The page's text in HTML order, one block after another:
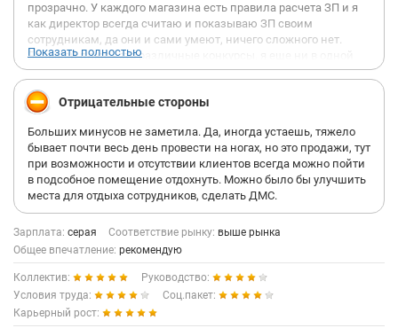
прозрачно. У каждого магазина есть правила расчета ЗП и я
как директор всегда считаю и показываю ЗП своим
сотрудникам, да они и сами умеют, ничего сложного нет.
Большой плюс - это различные конкурсы, я еще ни в одной
компании не видела, чтобы столько всего разыгрывали
между сотрудниками - это и денежные премии, и
сертификаты, и подарки - техника, билеты в театр, даже айфон
8 марта и день рождения каждый сотрудник получает
подарок, что всегда очень приятно. Для меня важно было
работать недалеко от дома, к сожалению, сначала вакансии
рядом не было, устроилась чуть дальше. Но при первой же
возможности мне предложили перевод и теперь вообще
трачу на дорогу не более 30 минут, это вообще здорово.
Кстати, если сотрудники задерживаются (на ремонтные
работы или на поставку), компания оплачивает такси, так что
еще и с комфортом до дома добраться можно. Конечно есть и
свои минусы, как без них. Но в целом меня все устраивает.
Показать полностью
Отрицательные стороны
Больших минусов не заметила. Да, иногда устаешь, тяжело
бывает почти весь день провести на ногах, но это продажи, тут
при возможности и отсутствии клиентов всегда можно пойти
в подсобное помещение отдохнуть. Можно было бы улучшить
места для отдыха сотрудников, сделать ДМС.
Зарплата: серая Соответствие рынку: выше рынка
Общее впечатление: рекомендую
Коллектив:
Руководство:
Условия труда:
Соц.пакет:
Карьерный рост: